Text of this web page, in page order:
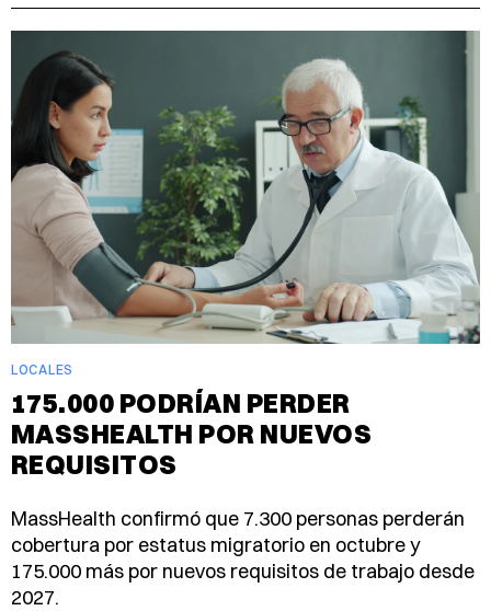
LOCALES
175.000 PODRÍAN PERDER
MASSHEALTH POR NUEVOS
REQUISITOS
MassHealth confirmó que 7.300 personas perderán
cobertura por estatus migratorio en octubre y
175.000 más por nuevos requisitos de trabajo desde
2027.